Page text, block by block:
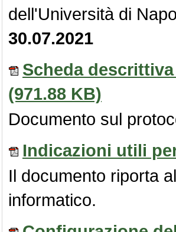
dell'Università di
30.07.2021
Scheda
(971.88 KB)
Documento sul
Indicazioni utili
Il documento riporta
informatico.